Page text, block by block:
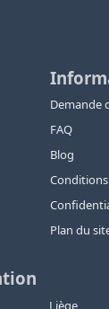
Demande
FAQ
Blog
Plan du
Liège